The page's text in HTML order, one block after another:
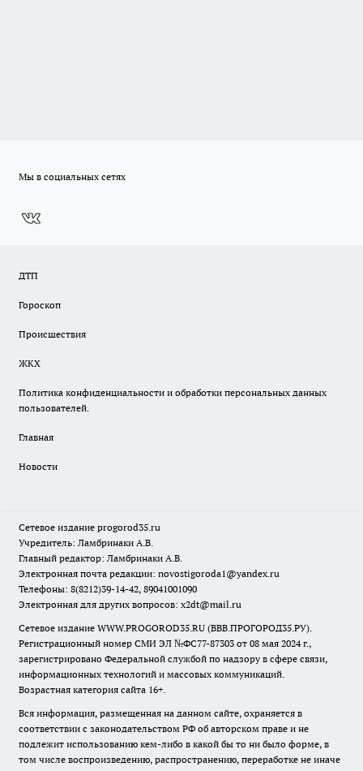
Мы в социальных сетях
ДТП
Гороскоп
Происшествия
ЖКХ
Политика конфиденциальности и обработки персональных данных
пользователей.
Главная
Новости
Сетевое издание progorod35.ru
Учредитель: Ламбринаки А.В.
Главный редактор: Ламбринаки А.В.
Электронная почта редакции: novostigoroda1@yandex.ru
Телефоны: 8(8212)39-14-42, 89041001090
Электронная для других вопросов: x2dt@mail.ru
Сетевое издание WWW.PROGOROD35.RU (ВВВ.ПРОГОРОД35.РУ).
Регистрационный номер СМИ ЭЛ №ФС77-87303 от 08 мая 2024 г.,
зарегистрировано Федеральной службой по надзору в сфере связи,
информационных технологий и массовых коммуникаций.
Возрастная категория сайта 16+.
Вся информация, размещенная на данном сайте, охраняется в
соответствии с законодательством РФ об авторском праве и не
подлежит использованию кем-либо в какой бы то ни было форме, в
том числе воспроизведению, распространению, переработке не иначе